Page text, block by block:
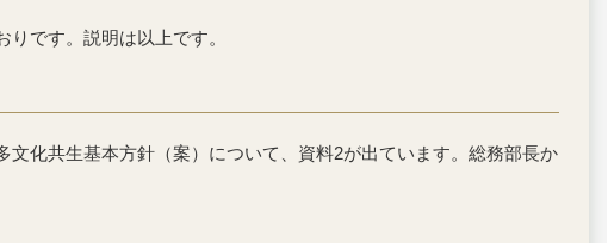
です。説明は以上です。
化共生基本方針（案）について、資料2が出ています。総務部長か